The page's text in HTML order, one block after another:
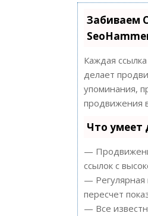
Забиваем
Каждая
делает
упоминания,
продвижения
Что умеет
—
ссылок с
— Регулярная
пересчет
— Все